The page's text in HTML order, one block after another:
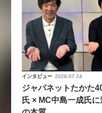
インタビュー 2026.07.24
ジャパネットたかた
氏 × MC中島一成氏に